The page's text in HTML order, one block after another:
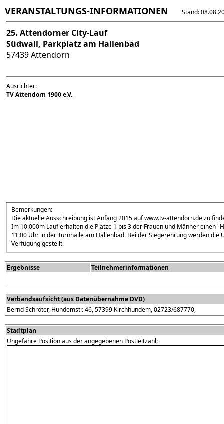
VERANSTALTUNGS-INFORMATIONEN Stand:
25. Attendorner City-Lauf
Südwall, Parkplatz am Hallenbad
57439 Attendorn
Ausrichter:
TV Attendorn 1900 e.V.
Bemerkungen:
Die aktuelle Ausschreibung ist Anfang 2015 auf www.tv-attendorn.de zu
Im 10.000m Lauf erhalten die Plätze 1 bis 3 der Frauen und Männer einen
11:00 Uhr in der Turnhalle am Hallenbad. Bei der Siegerehrung werden die Urkunden an Platz 1 bis 3
Verfügung gestellt.
Ergebnisse Teilnehmerinformationen
Verbandsaufsicht (aus Datenübernahme DVD)
Bernd Schröter, Hundemstr. 46, 57399 Kirchhundem, 02723/687770,
Stadtplan
Ungefähre Position aus der angegebenen Postleitzahl: